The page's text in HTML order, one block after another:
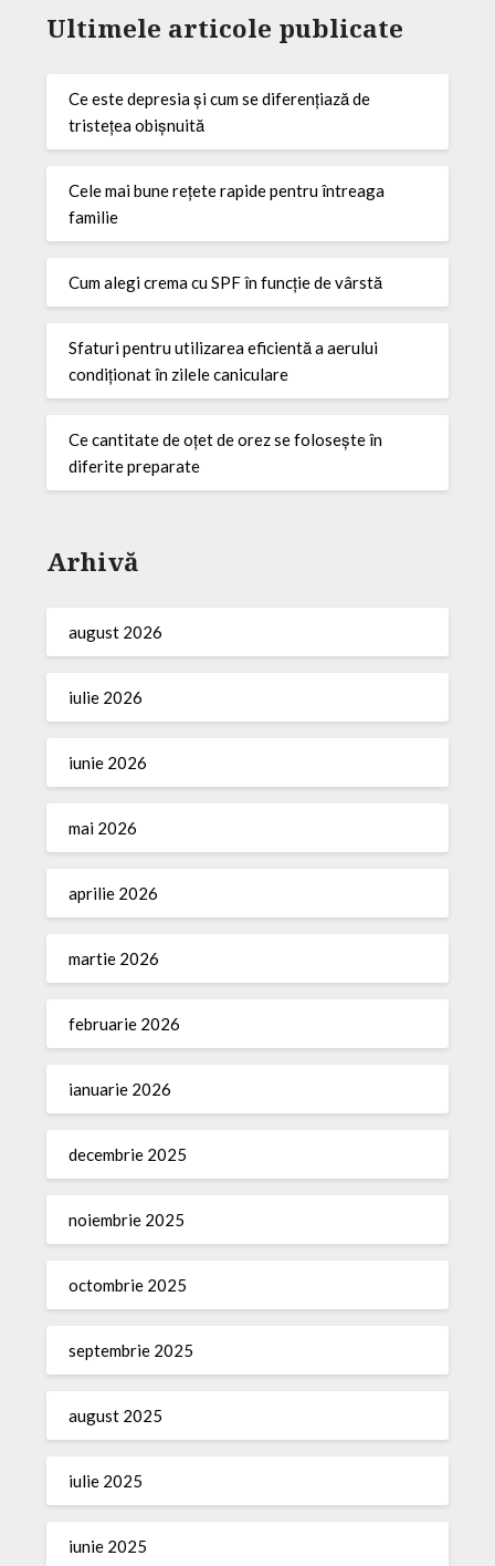
Ultimele articole publicate
Ce este depresia și cum se diferențiază de
tristețea obișnuită
Cele mai bune rețete rapide pentru întreaga
familie
Cum alegi crema cu SPF în funcție de vârstă
Sfaturi pentru utilizarea eficientă a aerului
condiționat în zilele caniculare
Ce cantitate de oțet de orez se folosește în
diferite preparate
Arhivă
august 2026
iulie 2026
iunie 2026
mai 2026
aprilie 2026
martie 2026
februarie 2026
ianuarie 2026
decembrie 2025
noiembrie 2025
octombrie 2025
septembrie 2025
august 2025
iulie 2025
iunie 2025